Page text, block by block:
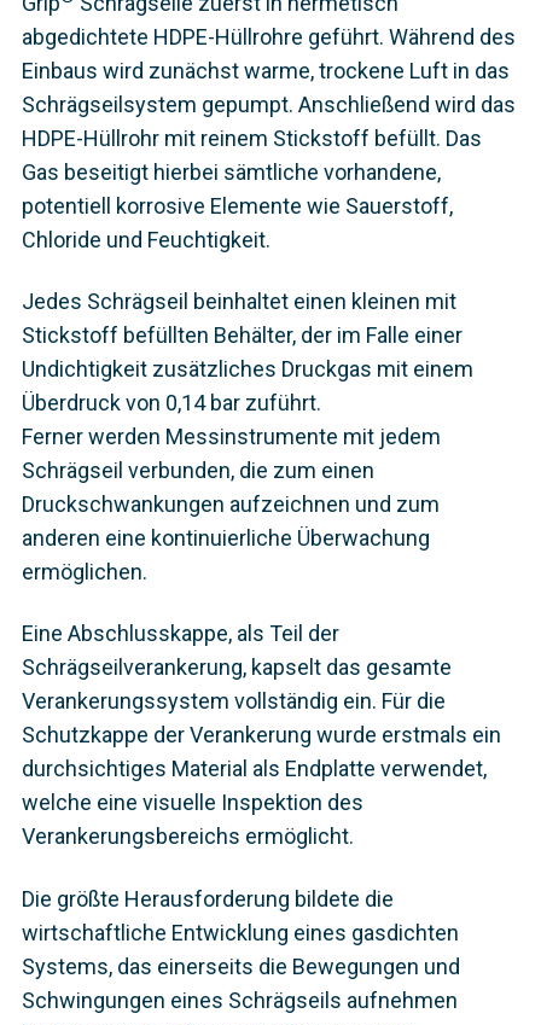
abgedichtete HDPE-Hüllrohre geführt. Während des
Einbaus wird zunächst warme, trockene Luft in das
Schrägseilsystem gepumpt. Anschließend wird das
HDPE-Hüllrohr mit reinem Stickstoff befüllt. Das
Gas beseitigt hierbei sämtliche vorhandene,
potentiell korrosive Elemente wie Sauerstoff,
Chloride und Feuchtigkeit.
Jedes Schrägseil beinhaltet einen kleinen mit
Stickstoff befüllten Behälter, der im Falle einer
Undichtigkeit zusätzliches Druckgas mit einem
Überdruck von 0,14 bar zuführt.
Ferner werden Messinstrumente mit jedem
Schrägseil verbunden, die zum einen
Druckschwankungen aufzeichnen und zum
anderen eine kontinuierliche Überwachung
ermöglichen.
Eine Abschlusskappe, als Teil der
Schrägseilverankerung, kapselt das gesamte
Verankerungssystem vollständig ein. Für die
Schutzkappe der Verankerung wurde erstmals ein
durchsichtiges Material als Endplatte verwendet,
welche eine visuelle Inspektion des
Verankerungsbereichs ermöglicht.
Die größte Herausforderung bildete die
wirtschaftliche Entwicklung eines gasdichten
Systems, das einerseits die Bewegungen und
Schwingungen eines Schrägseils aufnehmen